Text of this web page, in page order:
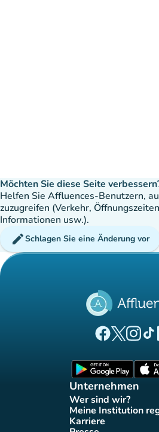
Möchten Sie diese Seite
Helfen Sie Affluences-Benutzern,
zuzugreifen (Verkehr,
Informationen usw.).
editSchlagen Sie eine Änderung vor
(new tab)
(new
Unternehmen
Wer sind wir?
(new tab)
Meine Institution(new
Karriere(new tab)